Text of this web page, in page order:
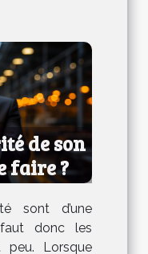
de son
faire ?
sont d’une
donc les
peu. Lorsque